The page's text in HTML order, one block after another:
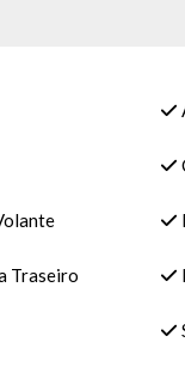
Traseiro